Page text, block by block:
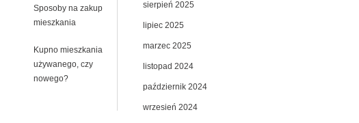
Sposoby na zakup
mieszkania
Kupno mieszkania
używanego, czy
nowego?
sierpień 2025
lipiec 2025
marzec 2025
listopad 2024
październik 2024
wrzesień 2024